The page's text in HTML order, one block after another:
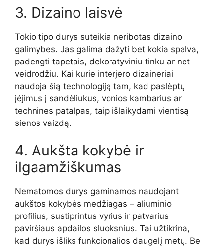
3. Dizaino laisvė
Tokio tipo durys suteikia neribotas dizaino
galimybes. Jas galima dažyti bet kokia spalva,
padengti tapetais, dekoratyviniu tinku ar net
veidrodžiu. Kai kurie interjero dizaineriai
naudoja šią technologiją tam, kad paslėptų
įėjimus į sandėliukus, vonios kambarius ar
technines patalpas, taip išlaikydami vientisą
sienos vaizdą.
4. Aukšta kokybė ir
ilgaamžiškumas
Nematomos durys gaminamos naudojant
aukštos kokybės medžiagas – aliuminio
profilius, sustiprintus vyrius ir patvarius
paviršiaus apdailos sluoksnius. Tai užtikrina,
kad durys išliks funkcionalios daugelį metų. Be